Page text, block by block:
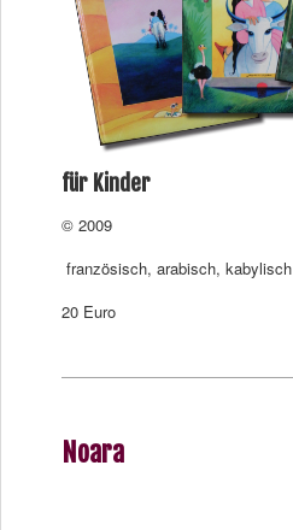
für Kinder
© 2009
französisch, arabisch, kabylisch
20 Euro
Noara